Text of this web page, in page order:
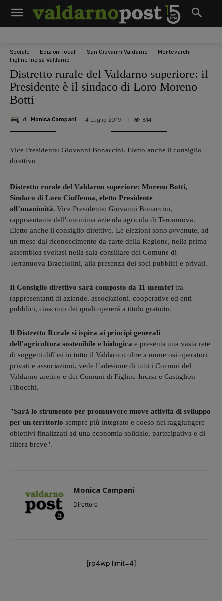
Sociale Edizioni locali San Giovanni Valdarno
Montevarchi
Figline Incisa Valdarno
Distretto rurale del Valdarno superiore: il
Presidente è il sindaco di Loro Moreno
Botti
di Monica Campani 4 Luglio 2019 614
Vice Presidente: Giovanni Bonaccini. Eletto anche il consiglio
direttivo
Distretto rurale del Valdarno superiore: Moreno Botti,
Sindaco di Loro Ciuffenna, eletto Presidente
all’unanimità. Vice Presidente: Giovanni Bonaccini,
rapprsentante dell'omonima azienda agricola di Terranuova.
Eletto anche il consiglio direttivo. Le elezioni sono avvenute, ad
un mese dal riconoscimento da parte della Regione, nella prima
assemblea svoltasi nella sala consiliare del Comune di
Terranuova Bracciolini, alla presenza dei soci pubblici e privati.
Il Consiglio direttivo sarà composto da 11 membri tra
rappresentanti di aziende, associazioni, cooperative ed enti
pubblici, ciascuno dei quali opererà a titolo gratuito.
Il Distretto Rurale si ispira ai principi generali
dell’agricoltura sostenibile e biologica e presenta una vasta rete
di soggetti diffusi in tutto il Valdarno: oltre a numerosi operatori
privati e associazioni, vede l’adesione di tutti i Comuni del
Valdarno aretino e dei Comuni di Figline-Incisa e Castiglion
Fibocchi.
"Sarà lo strumento per promuovere nuove attività di sviluppo
per un territorio sempre più integrato e coeso nel raggiungere
obiettivi finalizzati ad una economia solidale, partecipativa e di
filiera breve".
Monica Campani
Direttore
[rp4wp limit=4]